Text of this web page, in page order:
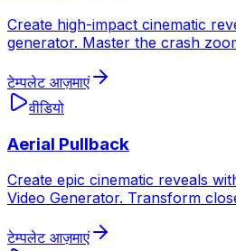
Create high-impact cinematic
generator. Master the crash
टेम्पलेट आज़माएं
वीडियो
Aerial Pullback
Create epic cinematic reveals
Video Generator. Transform
टेम्पलेट आज़माएं